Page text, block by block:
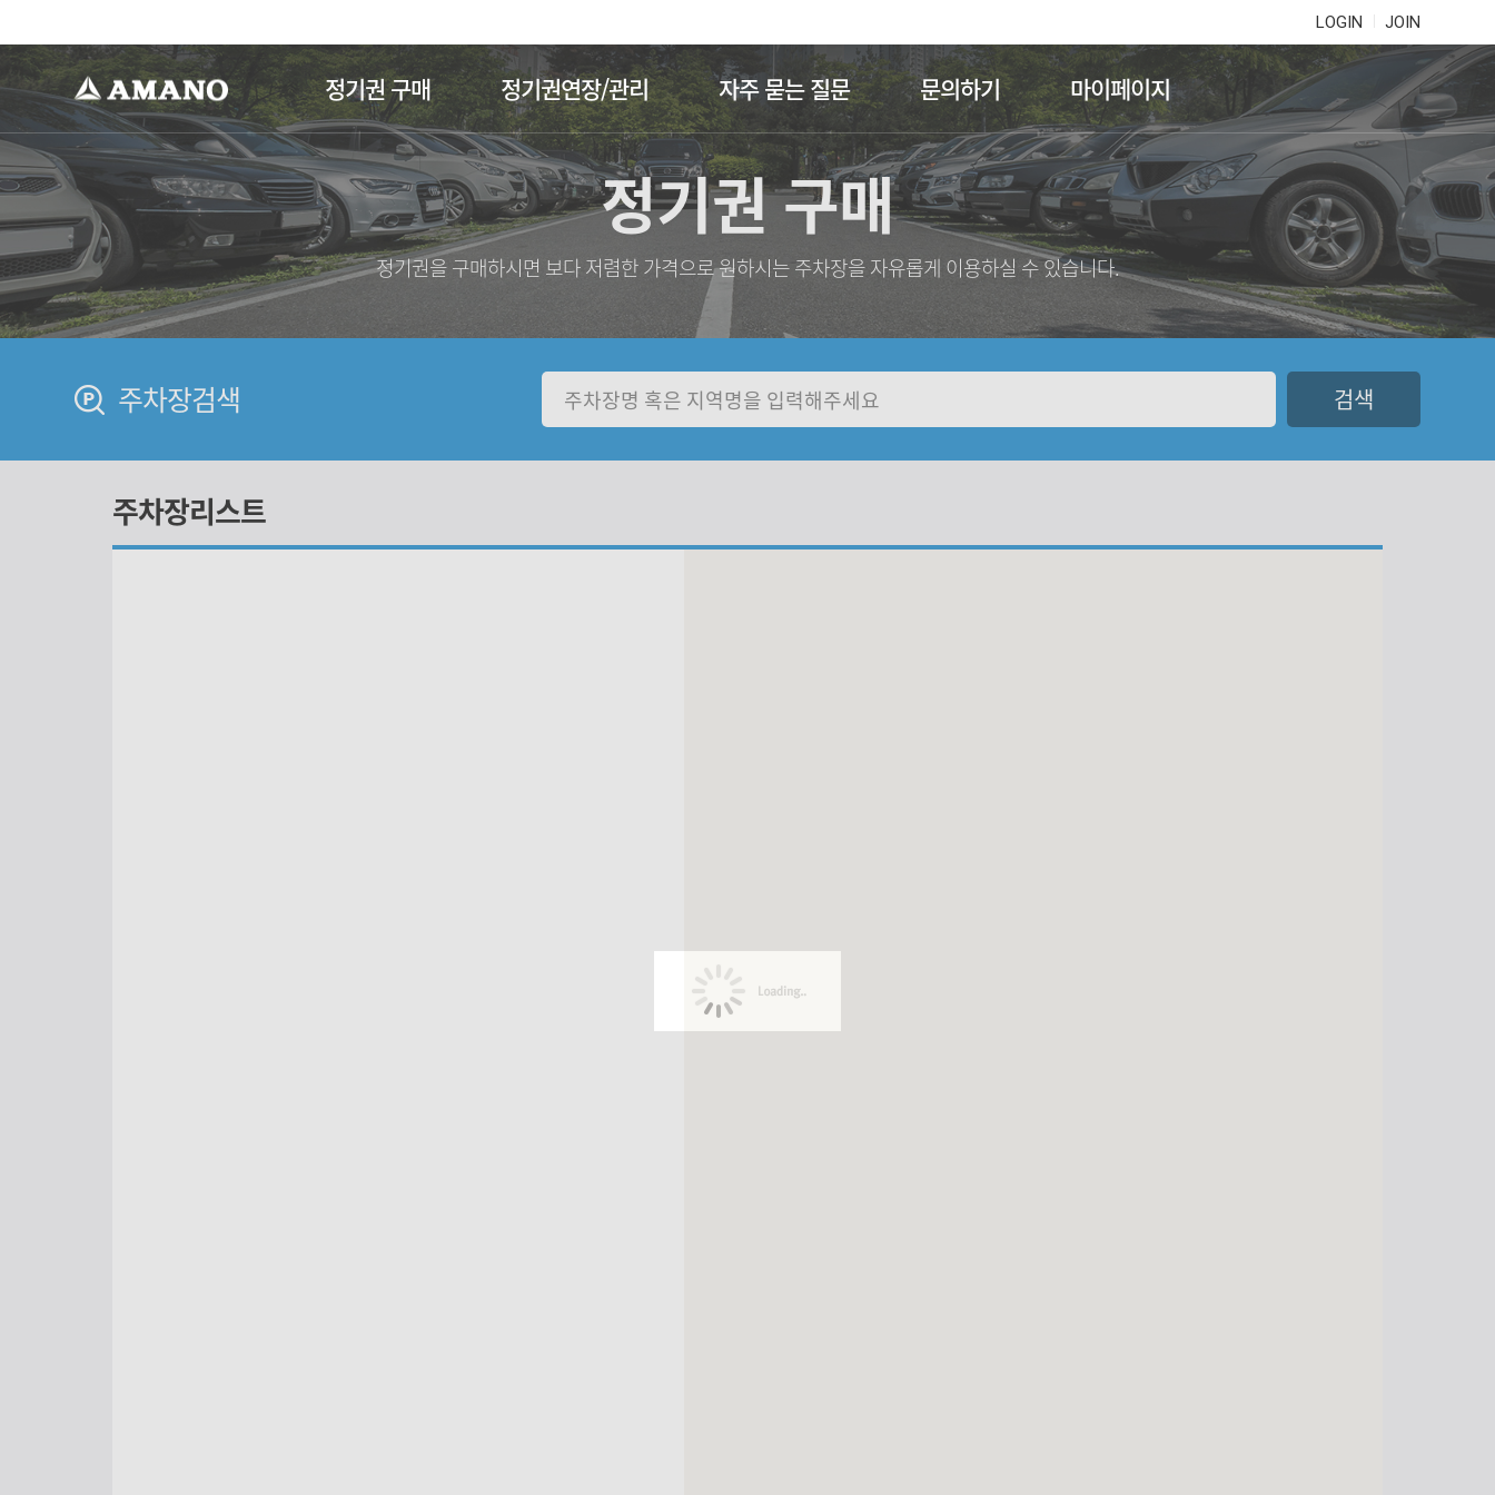
LOGIN JOIN
정기권 구매 정기권연장/관리 자주 묻는 질문 문의하기 마이페이지
정기권 구매
정기권을 구매하시면 보다 저렴한 가격으로 원하시는 주차장을 자유롭게 이용하실 수 있습니다.
주차장검색
주차장리스트